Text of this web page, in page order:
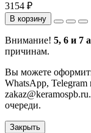
3154 ₽
В корзину
Внимание! 5, 6 и 7
причинам.
Вы можете
WhatsApp,
очереди.
Закрыть